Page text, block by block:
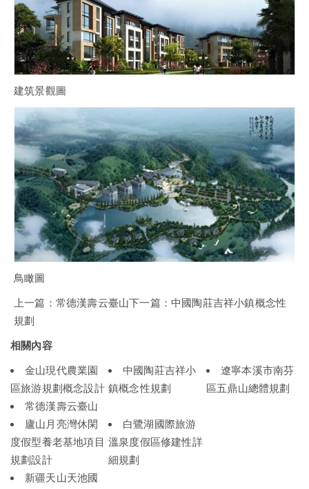
建筑景觀圖
鳥瞰圖
上一篇： 常德漢壽云臺山下一篇：中國陶莊吉祥小鎮概念性
規劃
相關內容
金山現代農業園
區旅游規劃概念設計
中國陶莊吉祥小
鎮概念性規劃
遼寧本溪市南芬
區五鼎山總體規劃
常德漢壽云臺山
廬山月亮灣休閑
度假型養老基地項目
規劃設計
白鷺湖國際旅游
溫泉度假區修建性詳
細規劃
新疆天山天池國